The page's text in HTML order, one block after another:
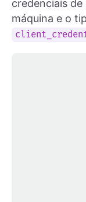
credenciais
máquina e o